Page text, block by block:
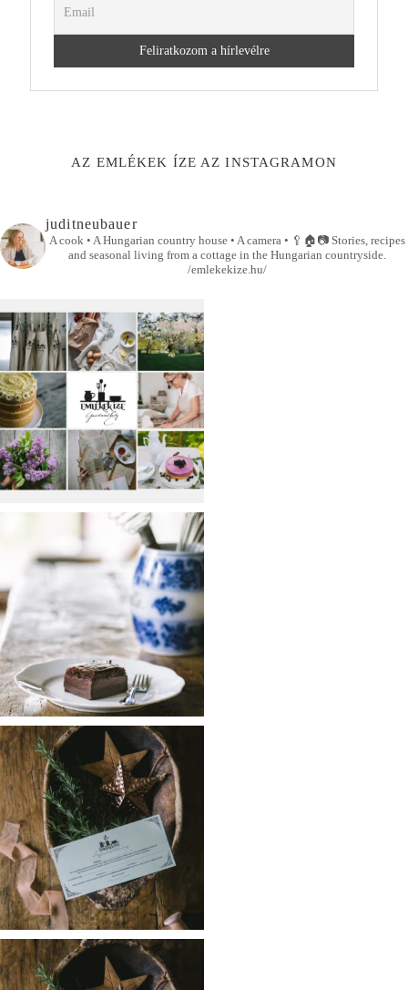
AZ EMLÉKEK ÍZE AZ INSTAGRAMON
juditneubauer
A cook • A Hungarian country house • A camera • 🥄🏠📷Stories, recipes
and seasonal living from a cottage in the Hungarian countryside.
/emlekekize.hu/